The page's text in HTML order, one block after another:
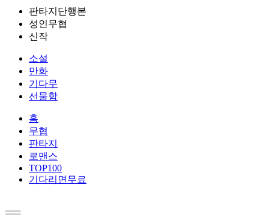
판타지단행본
성인무협
신작
소설
만화
기다무
선물함
홈
무협
판타지
로맨스
TOP100
기다리면무료